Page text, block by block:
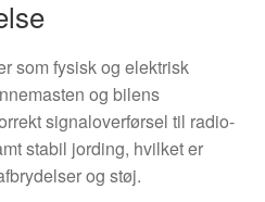
som fysisk og elektrisk
og bilens
signaloverførsel til radio-
stabil jording, hvilket er
og støj.